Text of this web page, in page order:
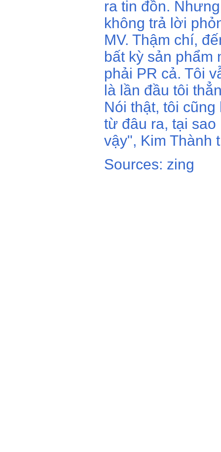
ra tin đồn.
không trả lời
MV. Thậm chí,
bất kỳ sản phẩm
phải PR cả. Tôi
là lần đầu tôi
Nói thật, tôi
từ đâu ra, tại
vậy", Kim Thành
Sources: zing